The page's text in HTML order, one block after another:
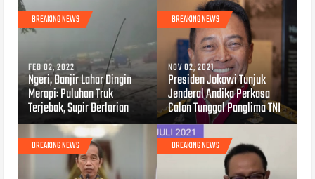
BREAKING NEWS
FEB 02, 2022
Ngeri, Banjir Lahar Dingin
Merapi: Puluhan Truk
Terjebak, Supir Berlarian
BREAKING NEWS
NOV 02, 2021
Presiden Jokowi Tunjuk
Jenderal Andika Perkasa
Calon Tunggal Panglima TNI
BREAKING NEWS BREAKING NEWS